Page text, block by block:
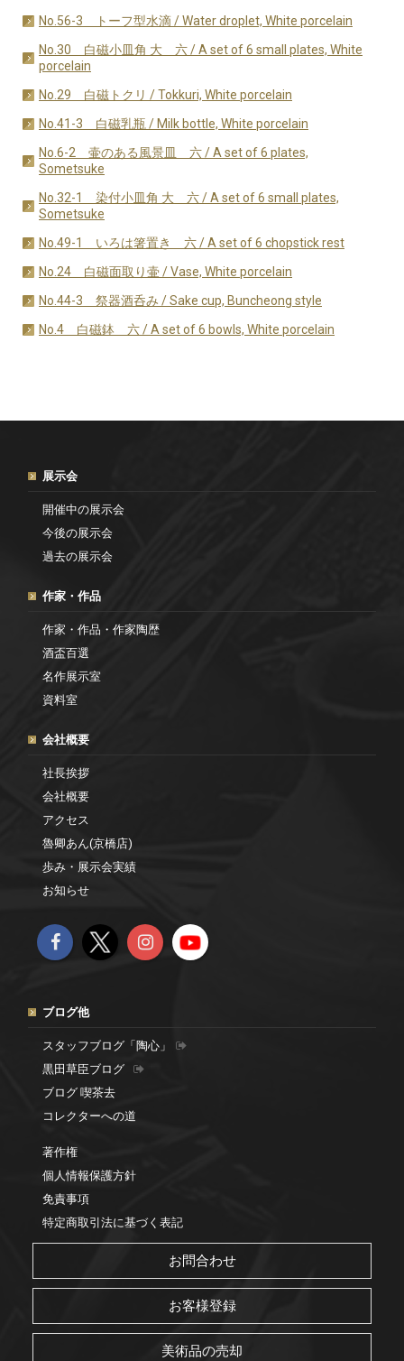
No.56-3 トーフ型水滴 / Water droplet, White porcelain
No.30 白磁小皿角 大 六 / A set of 6 small plates, White
porcelain
No.29 白磁トクリ / Tokkuri, White porcelain
No.41-3 白磁乳瓶 / Milk bottle, White porcelain
No.6-2 壷のある風景皿 六 / A set of 6 plates,
Sometsuke
No.32-1 染付小皿角 大 六 / A set of 6 small plates,
Sometsuke
No.49-1 いろは箸置き 六 / A set of 6 chopstick rest
No.24 白磁面取り壷 / Vase, White porcelain
No.44-3 祭器酒呑み / Sake cup, Buncheong style
No.4 白磁鉢 六 / A set of 6 bowls, White porcelain
展示会
開催中の展示会
今後の展示会
過去の展示会
作家・作品
作家・作品・作家陶歴
酒盃百選
名作展示室
資料室
会社概要
社長挨拶
会社概要
アクセス
魯卿あん(京橋店)
歩み・展示会実績
お知らせ
ブログ他
スタッフブログ「陶心」
黒田草臣ブログ
ブログ 喫茶去
コレクターへの道
著作権
個人情報保護方針
免責事項
特定商取引法に基づく表記
お問合わせ
お客様登録
美術品の売却